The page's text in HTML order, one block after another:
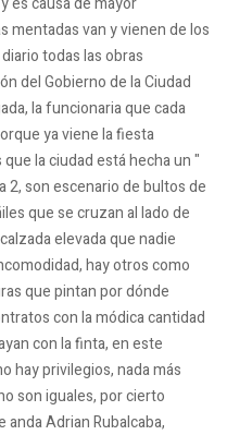
mentadas van y vienen de los
todas las obras
del Gobierno de la Ciudad
la funcionaria que cada
ya viene la fiesta
la ciudad está hecha un "
2, son escenario de bultos de
que se cruzan al lado de
elevada que nadie
hay otros como
que pintan por dónde
con la módica cantidad
con la finta, en este
hay privilegios, nada más
son iguales, por cierto
Adrian Rubalcaba,